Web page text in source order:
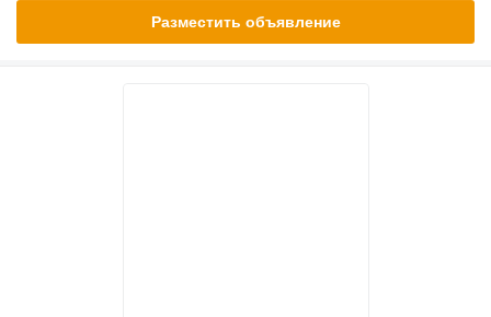
Разместить объявление